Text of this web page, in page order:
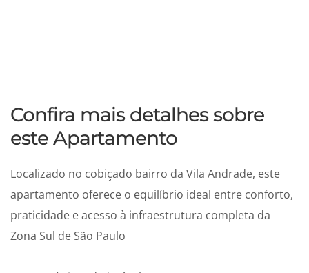
Confira mais detalhes sobre
este Apartamento
Localizado no cobiçado bairro da Vila Andrade, este
apartamento oferece o equilíbrio ideal entre conforto,
praticidade e acesso à infraestrutura completa da
Zona Sul de São Paulo